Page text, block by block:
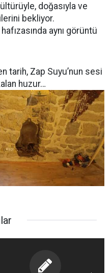
doğasıyla ve
bekliyor.
aynı görüntü
tarih, Zap Suyu’nun sesi
huzur…